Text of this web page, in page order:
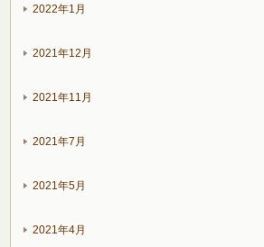
2022年1月
2021年12月
2021年11月
2021年7月
2021年5月
2021年4月